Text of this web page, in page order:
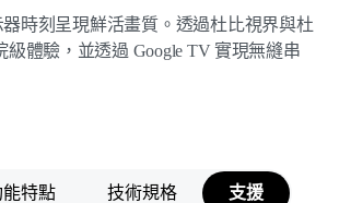
時刻呈現鮮活畫質。透過杜比視界與杜
級體驗，並透過 Google TV 實現無縫串
能特點 技術規格 支援